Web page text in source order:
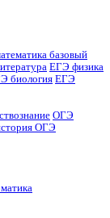
базовый
ЕГЭ физика
биология ЕГЭ
ОГЭ
ОГЭ